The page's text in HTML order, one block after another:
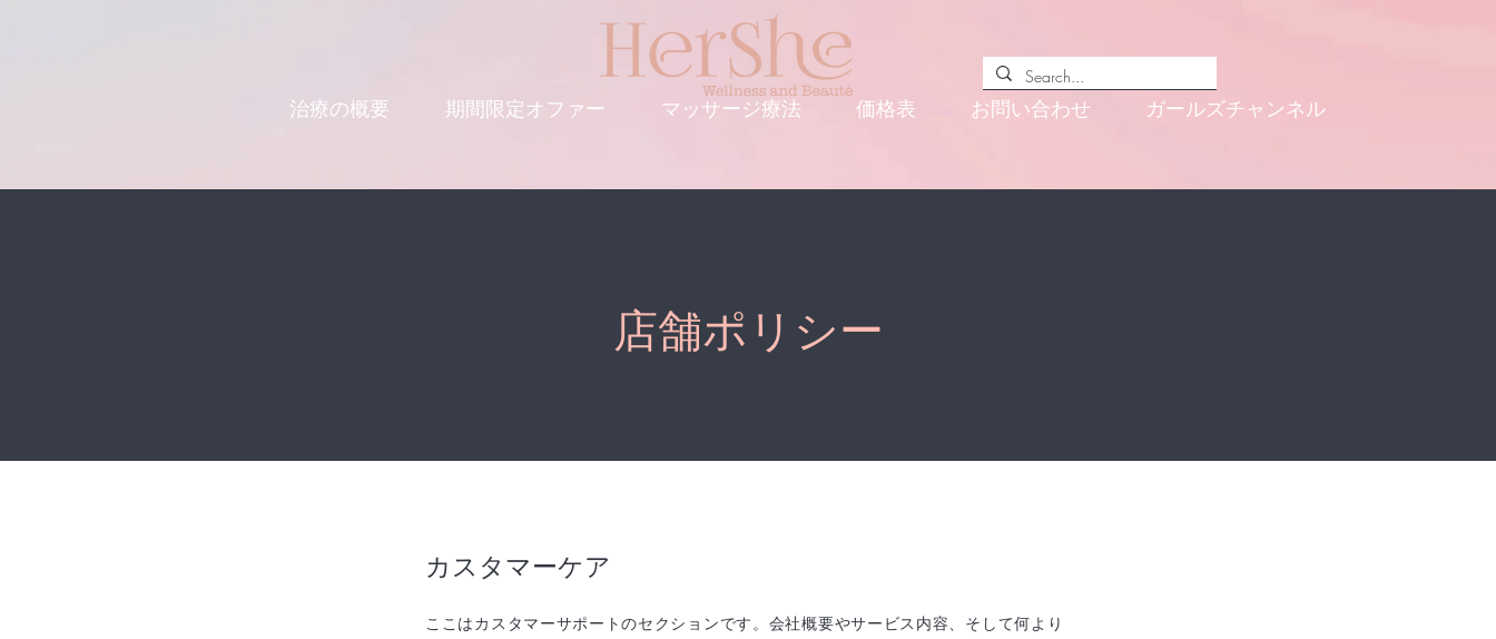
治療の概要 期間限定オファー マッサージ療法 価格表 お問い合わせ ガールズチャンネル
店舗ポリシー
カスタマーケア
ここはカスタマーサポートのセクションです。会社概要やサービス内容、そして何より